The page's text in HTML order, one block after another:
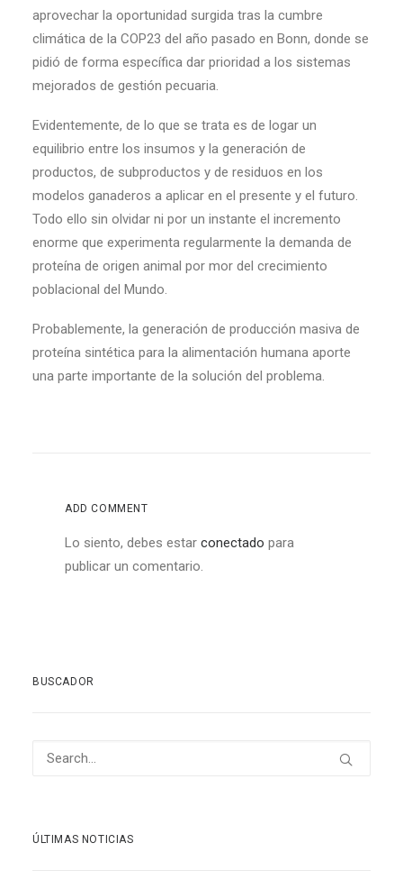
aprovechar la oportunidad surgida tras la cumbre
climática de la COP23 del año pasado en Bonn, donde se
pidió de forma específica dar prioridad a los sistemas
mejorados de gestión pecuaria.
Evidentemente, de lo que se trata es de logar un
equilibrio entre los insumos y la generación de
productos, de subproductos y de residuos en los
modelos ganaderos a aplicar en el presente y el futuro.
Todo ello sin olvidar ni por un instante el incremento
enorme que experimenta regularmente la demanda de
proteína de origen animal por mor del crecimiento
poblacional del Mundo.
Probablemente, la generación de producción masiva de
proteína sintética para la alimentación humana aporte
una parte importante de la solución del problema.
ADD COMMENT
Lo siento, debes estar conectado para
publicar un comentario.
BUSCADOR
ÚLTIMAS NOTICIAS